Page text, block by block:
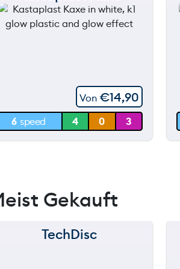
120 m
0 m
Von€14,90
6 speed 4 0 3
Gekauft
TechDisc